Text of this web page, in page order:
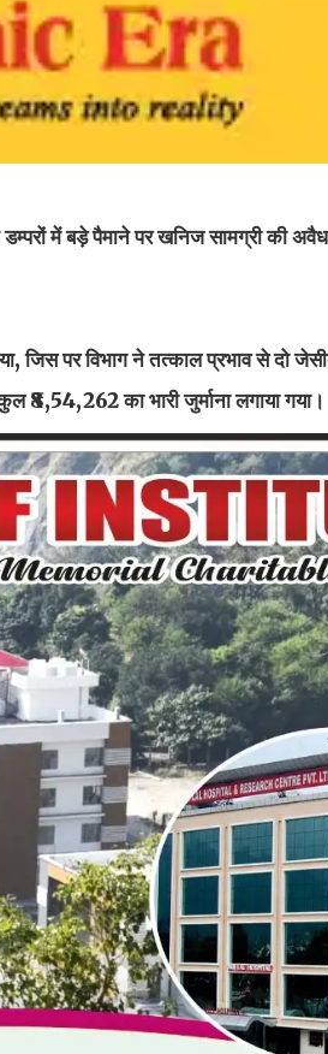
डम्परों में बड़े पैमाने पर खनिज सामग्री की
जिस पर विभाग ने तत्काल प्रभाव से दो
₹8,54,262 का भारी जुर्माना लगाया गया।